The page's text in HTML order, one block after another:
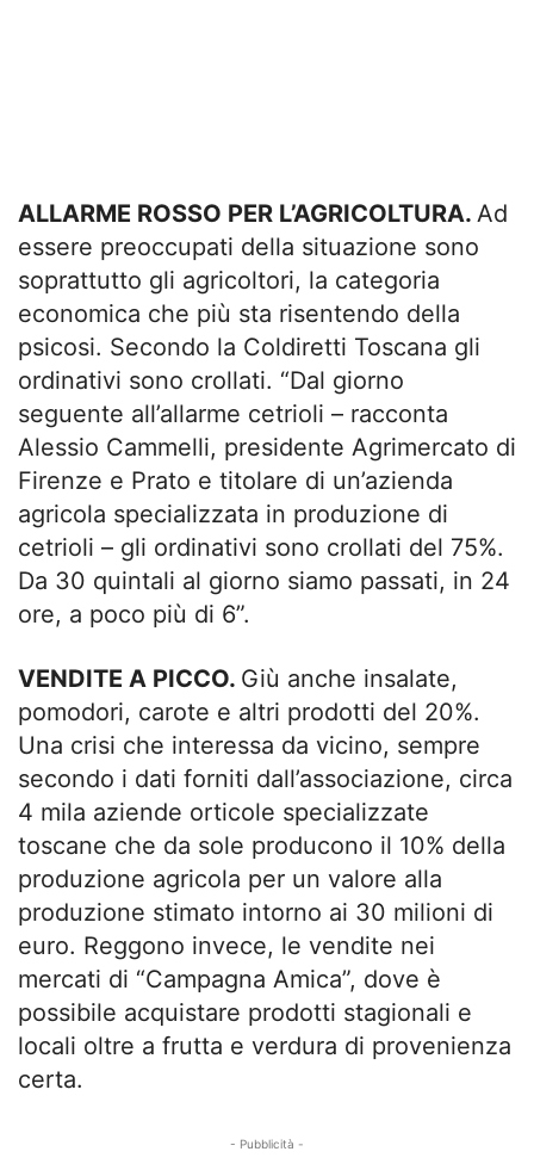
ALLARME ROSSO PER L’AGRICOLTURA. Ad
essere preoccupati della situazione sono
soprattutto gli agricoltori, la categoria
economica che più sta risentendo della
psicosi. Secondo la Coldiretti Toscana gli
ordinativi sono crollati. “Dal giorno
seguente all’allarme cetrioli – racconta
Alessio Cammelli, presidente Agrimercato di
Firenze e Prato e titolare di un’azienda
agricola specializzata in produzione di
cetrioli – gli ordinativi sono crollati del 75%.
Da 30 quintali al giorno siamo passati, in 24
ore, a poco più di 6”.
VENDITE A PICCO. Giù anche insalate,
pomodori, carote e altri prodotti del 20%.
Una crisi che interessa da vicino, sempre
secondo i dati forniti dall’associazione, circa
4 mila aziende orticole specializzate
toscane che da sole producono il 10% della
produzione agricola per un valore alla
produzione stimato intorno ai 30 milioni di
euro. Reggono invece, le vendite nei
mercati di “Campagna Amica”, dove è
possibile acquistare prodotti stagionali e
locali oltre a frutta e verdura di provenienza
certa.
- Pubblicità -